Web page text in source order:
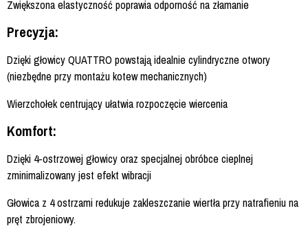
Zwiększona elastyczność poprawia odporność na złamanie
Precyzja:
Dzięki głowicy QUATTRO powstają idealnie cylindryczne otwory
(niezbędne przy montażu kotew mechanicznych)
Wierzchołek centrujący ułatwia rozpoczęcie wiercenia
Komfort:
Dzięki 4-ostrzowej głowicy oraz specjalnej obróbce cieplnej
zminimalizowany jest efekt wibracji
Głowica z 4 ostrzami redukuje zakleszczanie wiertła przy natrafieniu na
pręt zbrojeniowy.